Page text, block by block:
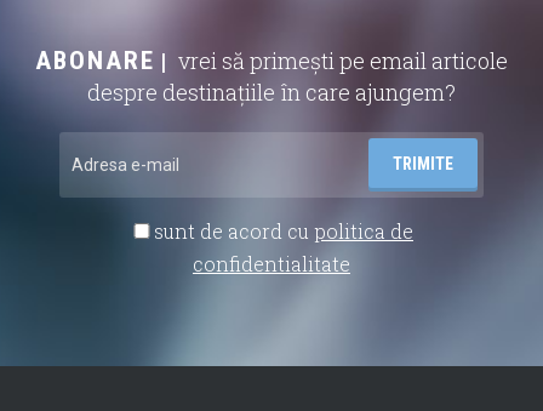
ABONARE
vrei să primești pe email articole
despre destinațiile în care ajungem?
sunt de acord cu politica de
confidentialitate